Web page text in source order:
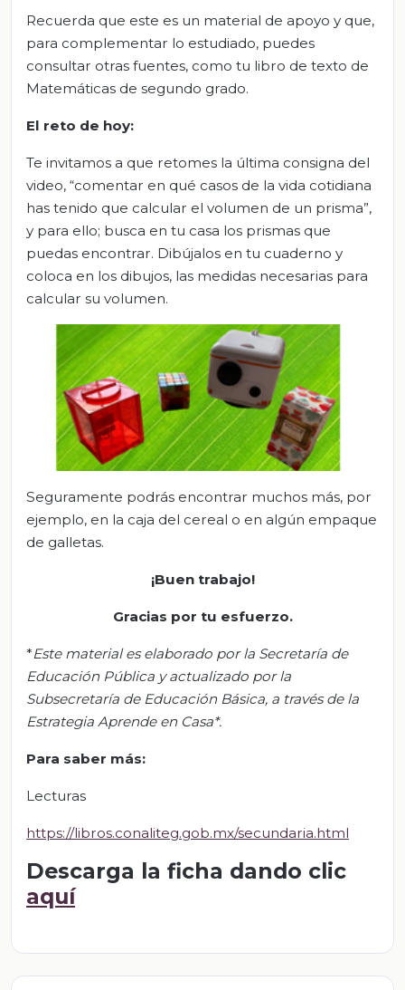
Recuerda que este es un material de apoyo y que,
para complementar lo estudiado, puedes
consultar otras fuentes, como tu libro de texto de
Matemáticas de segundo grado.
El reto de hoy:
Te invitamos a que retomes la última consigna del
video, “comentar en qué casos de la vida cotidiana
has tenido que calcular el volumen de un prisma”,
y para ello; busca en tu casa los prismas que
puedas encontrar. Dibújalos en tu cuaderno y
coloca en los dibujos, las medidas necesarias para
calcular su volumen.
Seguramente podrás encontrar muchos más, por
ejemplo, en la caja del cereal o en algún empaque
de galletas.
¡Buen trabajo!
Gracias por tu esfuerzo.
*Este material es elaborado por la Secretaría de
Educación Pública y actualizado por la
Subsecretaría de Educación Básica, a través de la
Estrategia Aprende en Casa*.
Para saber más:
Lecturas
https://libros.conaliteg.gob.mx/secundaria.html
Descarga la ficha dando clic
aquí